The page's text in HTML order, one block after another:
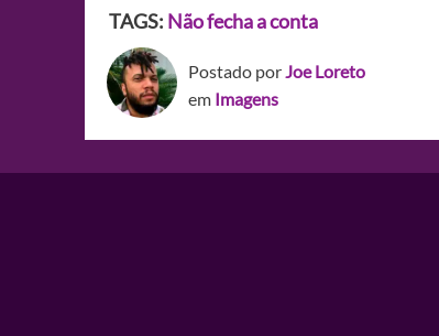
TAGS: Não fecha a conta
Postado porJoe Loreto
em Imagens